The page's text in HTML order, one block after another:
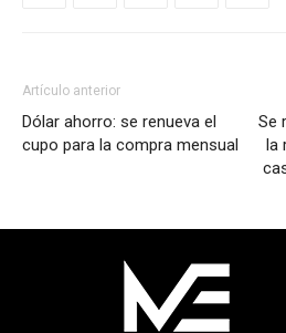
Artículo anterior
Dólar ahorro: se renueva el
cupo para la compra mensual
Se
la